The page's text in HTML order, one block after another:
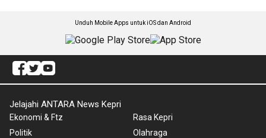
Unduh Mobile Apps untuk iOS dan Android
Jelajahi ANTARA News Kepri
Ekonomi & Ftz
Politik
Rasa Kepri
Olahraga